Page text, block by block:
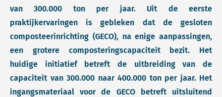
van 300.000 ton per jaar. Uit de eerste
praktijkervaringen is gebleken dat de gesloten
composteerinrichting (GECO), na enige aanpassingen,
een grotere composteringscapaciteit bezit. Het
huidige initiatief betreft de uitbreiding van de
capaciteit van 300.000 naar 400.000 ton per jaar. Het
ingangsmateriaal voor de GECO betreft uitsluitend